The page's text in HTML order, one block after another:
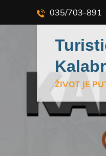
035/703-891
ŽIVOT JE